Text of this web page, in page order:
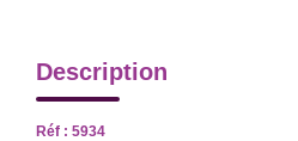
Description
Réf : 5934